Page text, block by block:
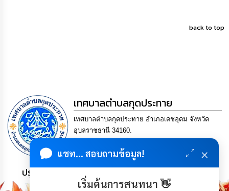
back to top
แชท... สอบถามข้อมูล! ×
เริ่มต้นการสนทนา 👋
เทศบาลตำบลกุดประทาย
เทศบาลตำบลกุดประทาย อำเภอเดชอุดม จังหวัด
อุบลราชธานี 34160.
saraban@kudprathay.go.th
ประชาชน มีภูมิคุ้มกัน พึ่งพาตนเอง พอเพียง เป็นสุข